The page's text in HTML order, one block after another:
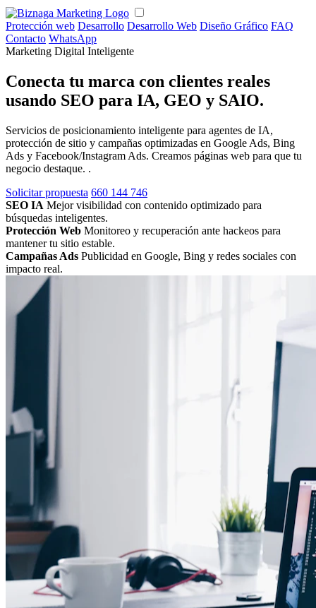
Protección web Desarrollo Desarrollo Web Diseño Gráfico FAQ
Contacto WhatsApp
Marketing Digital Inteligente
Conecta tu marca con clientes reales
usando SEO para IA, GEO y SAIO.
Servicios de posicionamiento inteligente para agentes de IA,
protección de sitio y campañas optimizadas en Google Ads, Bing
Ads y Facebook/Instagram Ads. Creamos páginas web para que tu
negocio destaque. .
Solicitar propuesta 660 144 746
SEO IA Mejor visibilidad con contenido optimizado para
búsquedas inteligentes.
Protección Web Monitoreo y recuperación ante hackeos para
mantener tu sitio estable.
Campañas Ads Publicidad en Google, Bing y redes sociales con
impacto real.